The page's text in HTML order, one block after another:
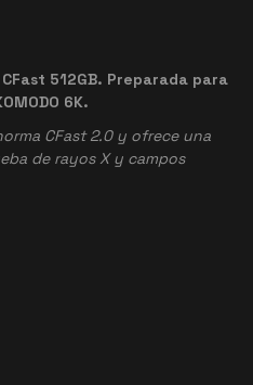
CFast 512GB. Preparada para
6K.
CFast 2.0 y ofrece una
de rayos X y campos